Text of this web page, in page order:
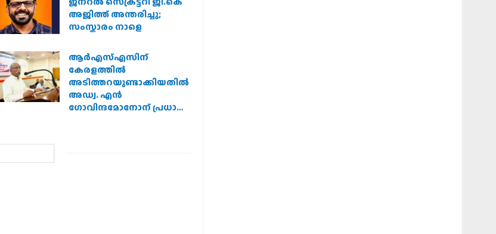
അജിത്ത് അന്തരിച്ചു;
സംസ്കാരം നാളെ
ആര്‍എസ്എസിന്
കേരളത്തില്‍
അടിത്തറയുണ്ടാക്കിയതില്‍
അഡ്വ. എന്‍
ഗോവിന്ദമോനോന് പ്രധാന